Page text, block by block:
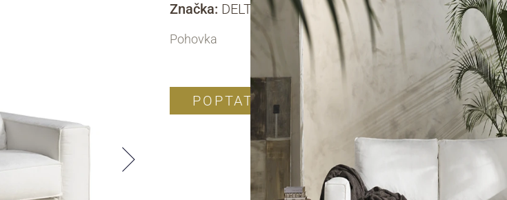
Značka: DELTA SALOTTI
Pohovka
POPTAT PRODUKT